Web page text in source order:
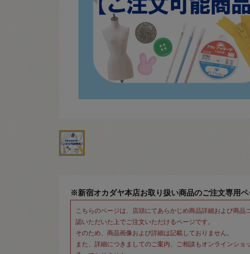
※新宿オカダヤ本店お取り扱い商品のご注文専用
こちらのページは、店頭にてあらかじめ商品詳細および商品
認いただいた上でご注文いただけるページです。
そのため、商品画像および詳細は記載しておりません。
また、詳細につきましてのご案内、ご相談もオンラインショ